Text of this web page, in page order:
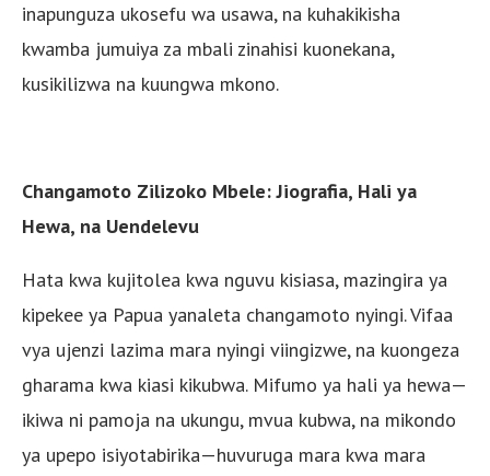
inapunguza ukosefu wa usawa, na kuhakikisha
kwamba jumuiya za mbali zinahisi kuonekana,
kusikilizwa na kuungwa mkono.
Changamoto Zilizoko Mbele: Jiografia, Hali ya
Hewa, na Uendelevu
Hata kwa kujitolea kwa nguvu kisiasa, mazingira ya
kipekee ya Papua yanaleta changamoto nyingi. Vifaa
vya ujenzi lazima mara nyingi viingizwe, na kuongeza
gharama kwa kiasi kikubwa. Mifumo ya hali ya hewa—
ikiwa ni pamoja na ukungu, mvua kubwa, na mikondo
ya upepo isiyotabirika—huvuruga mara kwa mara